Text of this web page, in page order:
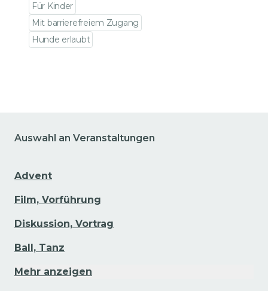
Für Kinder
Mit barrierefreiem Zugang
Hunde erlaubt
Auswahl an Veranstaltungen
Advent
Film, Vorführung
Diskussion, Vortrag
Ball, Tanz
Mehr anzeigen